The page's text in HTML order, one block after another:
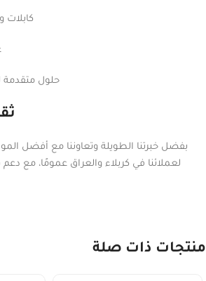
كابلات
حلول متقدمة
بفضل خبرتنا الطويلة وتعاوننا مع أفضل
لعملائنا في كربلاء والعراق عمومًا، مع
منتجات ذات صلة